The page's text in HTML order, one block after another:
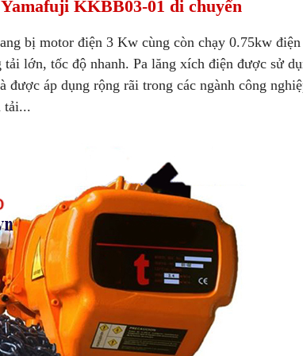
KKBB03-01 di chuyển
bị motor điện 3 Kw cùng còn chạy 0.75kw điện
lớn, tốc độ nhanh. Pa lăng xích điện được sử
áp dụng rộng rãi trong các ngành công
tải...